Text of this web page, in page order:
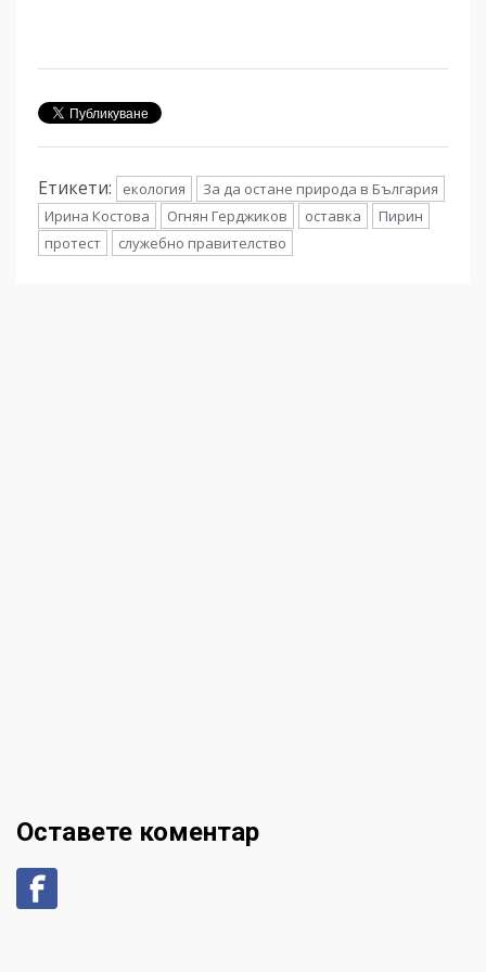
Етикети: екология
За да остане природа в България
Ирина Костова
Огнян Герджиков оставка
Пирин
протест
служебно правителство
Оставете коментар